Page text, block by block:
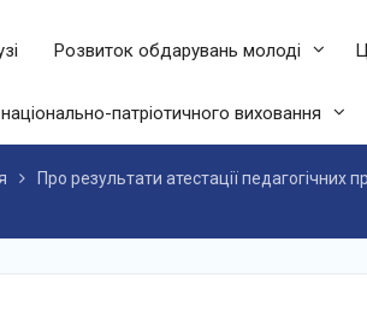
Розвиток обдарувань молоді
патріотичного виховання
Про результати атестації педагогічних